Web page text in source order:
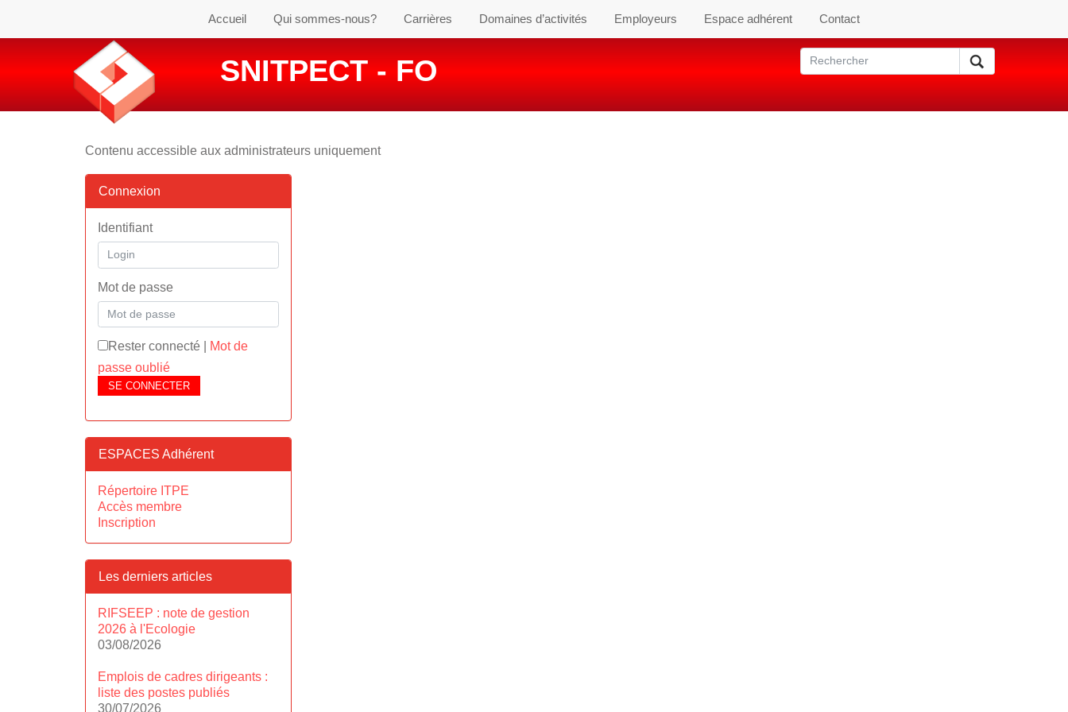
Accueil Qui sommes-nous? Carrières Domaines d’activités Employeurs Espace adhérent Contact
SNITPECT - FO
Contenu accessible aux administrateurs uniquement
Connexion
Identifiant
Mot de passe
Rester connecté
Mot de
passe oublié
SE CONNECTER
ESPACES Adhérent
Répertoire ITPE
Accès membre
Inscription
Les derniers articles
RIFSEEP : note de gestion
2026 à l'Ecologie
03/08/2026
Emplois de cadres dirigeants :
liste des postes publiés
30/07/2026